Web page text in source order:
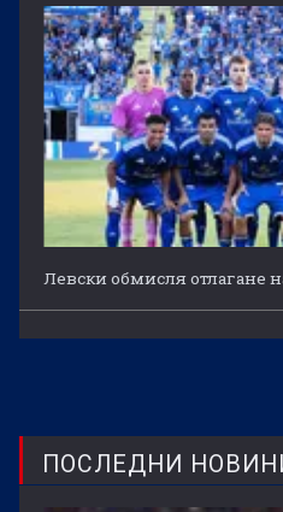
Левски обмисля отлагане
ПОСЛЕДНИ